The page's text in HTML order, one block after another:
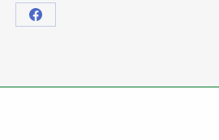
Share